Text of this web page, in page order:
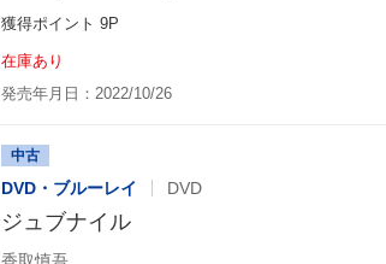
獲得ポイント 9P
在庫あり
発売年月日：2022/10/26
中古
DVD・ブルーレイ DVD
ジュブナイル
香取慎吾